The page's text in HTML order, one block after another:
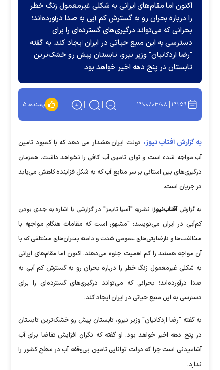
اکنون اما مقام‌های ایرانی به شکلی غیرمعمول زنگ خطر
را درباره بحران رو به گسترش کم آبی به صدا درآورده‌اند؛
بحرانی که می‌تواند درگیری‌های گسترده‌ای را برای
دسترسی به این منبع حیاتی در ایران ایجاد کند. به گفته
"رضا اردکانیان" وزیر نیرو، تابستان پیش رو خشک‌ترین
تابستان در پنج دهه اخیر خواهد بود
۱۴:۵۹ ۱۴۰۰/۰۳/۰۸ پسندها:۵
به گزارش آفتاب نیوز، دولت ایران هشدار می دهد که با کمبود تامین
آب مواجه شده است و توان تامین آب کافی را نخواهد داشت. همزمان
درگیری‌های بین استانی بر سر منابع آب که به شکل فزاینده کاهش می‌یابد
در جریان است.
به گزارشآفتاب‌نیوز؛ نشریه "آسیا تایمز" در گزارشی با اشاره به جدی بودن
کم‌آبی در ایران می‌نویسد: "مشهور است که مقامات هنگام مواجهه با
مخالفت‌ها و نارضایتی‌های عمومی شدت و دامنه بحران‌های مختلفی که با
آن مواجه هستند را کم اهمیت جلوه می‌دهند. اکنون اما مقام‌های ایرانی
به شکلی غیرمعمول زنگ خطر را درباره بحران رو به گسترش کم آبی به
صدا درآورده‌اند؛ بحرانی که می‌تواند درگیری‌های گسترده‌ای را برای
دسترسی به این منبع حیاتی در ایران ایجاد کند.
به گفته "رضا اردکانیان" وزیر نیرو، تابستان پیش رو خشک‌ترین تابستان
در پنج دهه اخیر خواهد بود. او گفته که نگران افزایش تفاضا برای آب
آشامیدنی است چرا که دولت توانایی تامین بی‌وقفه آب در سطح کشور را
ندارد.